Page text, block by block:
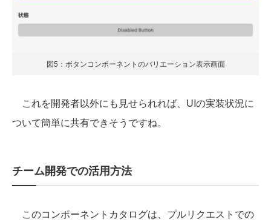
図5：ボタンコンポーネントのバリエーション表示画面
これを開発者以外にも見せられれば、UIの実装状況に
ついて簡単に共有できそうですね。
チーム開発での活用方法
このコンポーネントカタログは、プルリクエストでの